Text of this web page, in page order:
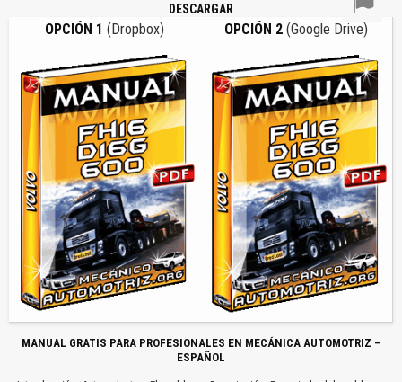
DESCARGAR
OPCIÓN 1 (Dropbox) OPCIÓN 2 (Google Drive)
MANUAL GRATIS PARA PROFESIONALES EN MECÁNICA AUTOMOTRIZ –
ESPAÑOL